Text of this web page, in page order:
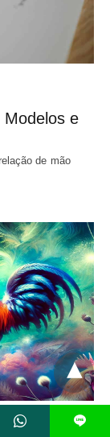
e
de mão
L